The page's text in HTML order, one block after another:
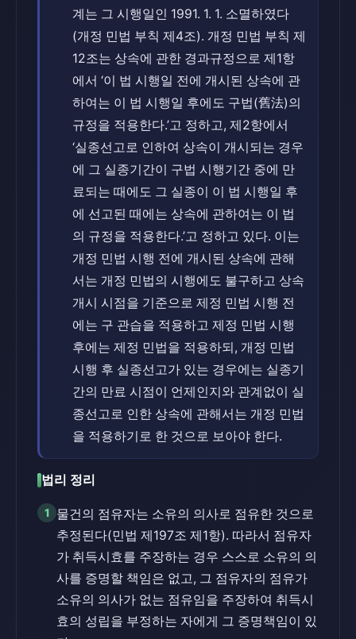
계는 그 시행일인 1991. 1. 1. 소멸하였다
(개정 민법 부칙 제4조). 개정 민법 부칙 제
12조는 상속에 관한 경과규정으로 제1항
에서 ‘이 법 시행일 전에 개시된 상속에 관
하여는 이 법 시행일 후에도 구법(舊法)의
규정을 적용한다.’고 정하고, 제2항에서
‘실종선고로 인하여 상속이 개시되는 경우
에 그 실종기간이 구법 시행기간 중에 만
료되는 때에도 그 실종이 이 법 시행일 후
에 선고된 때에는 상속에 관하여는 이 법
의 규정을 적용한다.’고 정하고 있다. 이는
개정 민법 시행 전에 개시된 상속에 관해
서는 개정 민법의 시행에도 불구하고 상속
개시 시점을 기준으로 제정 민법 시행 전
에는 구 관습을 적용하고 제정 민법 시행
후에는 제정 민법을 적용하되, 개정 민법
시행 후 실종선고가 있는 경우에는 실종기
간의 만료 시점이 언제인지와 관계없이 실
종선고로 인한 상속에 관해서는 개정 민법
을 적용하기로 한 것으로 보아야 한다.
법리 정리
1
물건의 점유자는 소유의 의사로 점유한 것으로
추정된다(민법 제197조 제1항). 따라서 점유자
가 취득시효를 주장하는 경우 스스로 소유의 의
사를 증명할 책임은 없고, 그 점유자의 점유가
소유의 의사가 없는 점유임을 주장하여 취득시
효의 성립을 부정하는 자에게 그 증명책임이 있